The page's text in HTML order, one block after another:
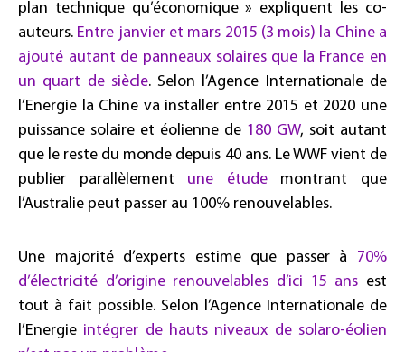
plan technique qu’économique » expliquent les co-
auteurs. Entre janvier et mars 2015 (3 mois) la Chine a
ajouté autant de panneaux solaires que la France en
un quart de siècle. Selon l’Agence Internationale de
l’Energie la Chine va installer entre 2015 et 2020 une
puissance solaire et éolienne de 180 GW, soit autant
que le reste du monde depuis 40 ans. Le WWF vient de
publier parallèlement une étudemontrant que
l’Australie peut passer au 100% renouvelables.
Une majorité d’experts estime que passer à 70%
d’électricité d’origine renouvelables d’ici 15 ans est
tout à fait possible. Selon l’Agence Internationale de
l’Energie intégrer de hauts niveaux de solaro-éolien